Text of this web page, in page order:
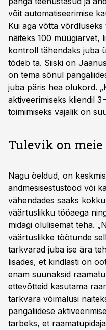
võit automatiseerimise
Kui aga võtta
näiteks 100 müügiarvet,
kontroll tähendaks juba
tõdeb ta. Siiski on
on tema sõnul
juba päris hea olukord.
aktiveerimiseks kliendil
toimimiseks vajalik on
Tulevik on meie
Nagu öeldud, on
andmesisestustööd või
vähendades saaks
väärtuslikku tööaega
midagi olulisemat teha.
väärtuslikke töötunde
tarkvarad juba ise ära
lisades, et kindlasti on
enam suunaksid
ettevõtteid kasutama
tarkvara võimalusi
pangaliidese
tarbeks, et